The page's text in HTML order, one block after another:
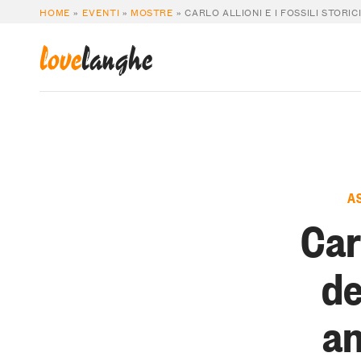
HOME » EVENTI » MOSTRE »CARLO ALLIONI E I FOSSILI
lovelanghe